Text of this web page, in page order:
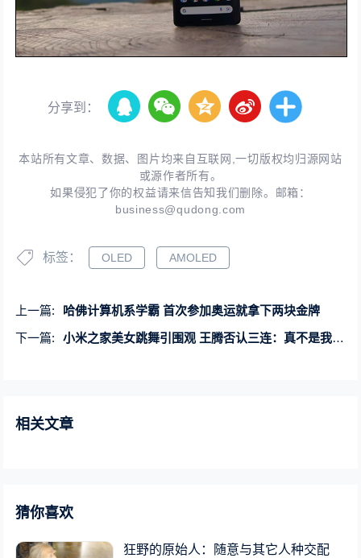
分享到：
本站所有文章、数据、图片均来自互联网,一切版权均归源网站
或源作者所有。
如果侵犯了你的权益请来信告知我们删除。邮箱：
business@qudong.com
标签： OLED AMOLED
上一篇:
哈佛计算机系学霸 首次参加奥运就拿下两块金牌
下一篇:
小米之家美女跳舞引围观 王腾否认三连：真不是我干的
相关文章
猜你喜欢
狂野的原始人：随意与其它人种交配